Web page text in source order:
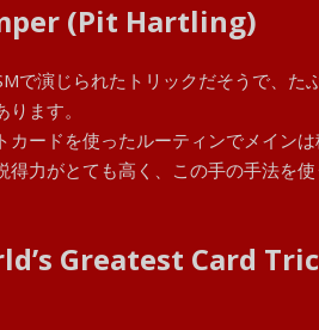
(Pit Hartling)
で演じられたトリックだそうで、た
ます。
カードを使ったルーティンでメイン
得力がとても高く、この手の手法を
Greatest Card